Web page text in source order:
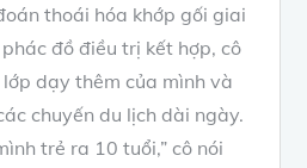
thoái hóa khớp gối giai
đồ điều trị kết hợp, cô
dạy thêm của mình và
chuyến du lịch dài ngày.
trẻ ra 10 tuổi,” cô nói